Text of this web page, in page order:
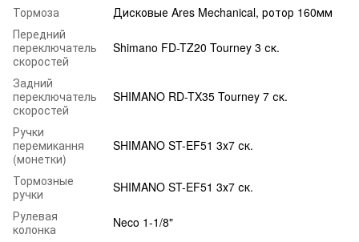
Тормоза
Дисковые Ares Mechanical, ротор 160мм
Передний
переключатель
скоростей
Shimano FD-TZ20 Tourney 3 ск.
Задний
переключатель
скоростей
SHIMANO RD-TX35 Tourney 7 ск.
Ручки
перемикання
(монетки)
SHIMANO ST-EF51 3х7 ск.
Тормозные
ручки
SHIMANO ST-EF51 3х7 ск.
Рулевая
колонка
Neco 1-1/8"